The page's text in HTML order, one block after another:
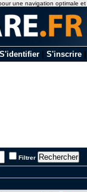
S'identifier S'inscrire
Filtrer
une navigation optimale